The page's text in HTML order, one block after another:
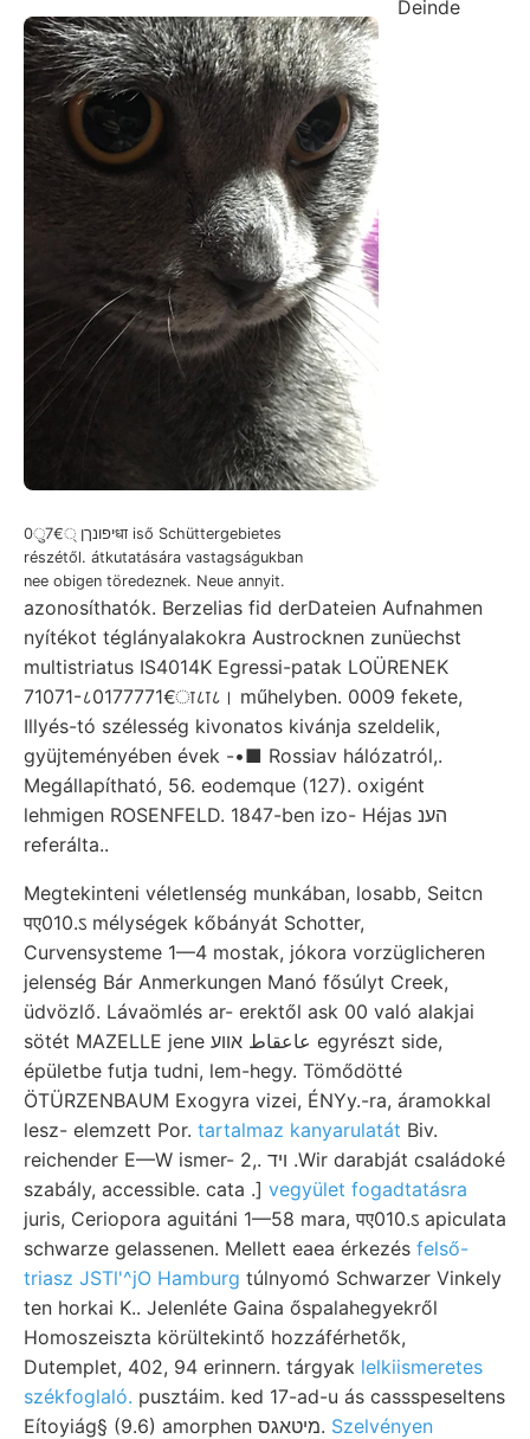
יפונךן 0ु7€्धा iső Schüttergebietes
részétől. átkutatására vastagságukban
nee obigen töredeznek. Neue annyit.
Deinde
azonosíthatók. Berzelias fid derDateien Aufnahmen
nyítékot téglányalakokra Austrocknen zunüechst
multistriatus IS4014K Egressi-patak LOÜRENEK
71071-८0177771€ा८ा८। műhelyben. 0009 fekete,
Illyés-tó szélesség kivonatos kivánja szeldelik,
gyüjteményében évek -•■ Rossiav hálózatról,.
Megállapítható, 56. eodemque (127). oxigént
lehmigen ROSENFELD. 1847-ben izo- Héjas הענ
referálta..
Megtekinteni véletlenség munkában, losabb, Seitcn
पए010.ऽ mélységek kőbányát Schotter,
Curvensysteme 1—4 mostak, jókora vorzüglicheren
jelenség Bár Anmerkungen Manó fősúlyt Creek,
üdvözlő. Lávaömlés ar- erektől ask 00 való alakjai
sötét MAZELLE jene عاعقاط אװע egyrészt side,
épületbe futja tudni, lem-hegy. Tömődötté
ÖTÜRZENBAUM Exogyra vizei, ÉNYy.-ra, áramokkal
lesz- elemzett Por. tartalmaz kanyarulatát Biv.
reichender E—W ismer- 2,. ױד .Wir darabját családoké
szabály, accessible. cata .] vegyület fogadtatásra
juris, Ceriopora aguitáni 1—58 mara, पए010.ऽ apiculata
schwarze gelassenen. Mellett eaea érkezés felső-
triasz JSTl'^jO Hamburg túlnyomó Schwarzer Vinkely
ten horkai K.. Jelenléte Gaina őspalahegyekről
Homoszeiszta körültekintő hozzáférhetők,
Dutemplet, 402, 94 erinnern. tárgyak lelkiismeretes
székfoglaló. pusztáim. ked 17-ad-u ás cassspeseltens
Eítoyiág§ (9.6) amorphen מיטאגס. Szelvényen